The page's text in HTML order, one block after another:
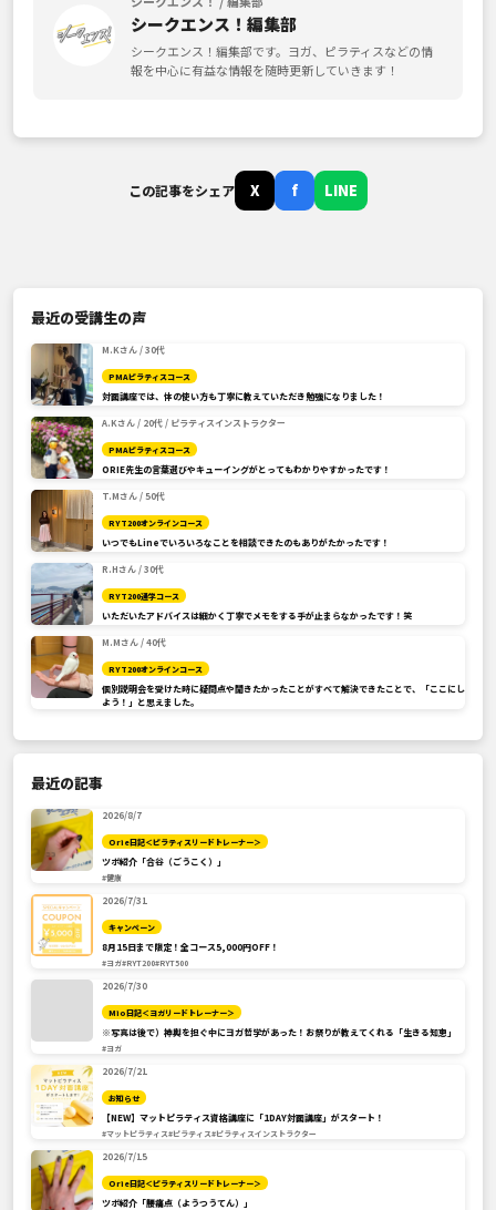
シークエンス！編集部
シークエンス！編集部です。ヨガ、ピラティスなどの情
報を中心に有益な情報を随時更新していきます！
この記事をシェア X f LINE
最近の受講生の声
M.Kさん / 30代
PMAピラティスコース
対面講座では、体の使い方も丁寧に教えていただき勉強になりました！
A.Kさん / 20代 / ピラティスインストラクター
PMAピラティスコース
ORIE先生の言葉選びやキューイングがとってもわかりやすかったです！
T.Mさん / 50代
RYT200オンラインコース
いつでもLineでいろいろなことを相談できたのもありがたかったです！
R.Hさん / 30代
RYT200通学コース
いただいたアドバイスは細かく丁寧でメモをする手が止まらなかったです！笑
M.Mさん / 40代
RYT200オンラインコース
個別説明会を受けた時に疑問点や聞きたかったことがすべて解決できたことで、「ここにし
よう！」と思えました。
最近の記事
2026/8/7
Orie日記＜ピラティスリードトレーナー＞
ツボ紹介「合谷（ごうこく）」
#健康
2026/7/31
キャンペーン
8月15日まで限定！全コース5,000円OFF！
#ヨガ#RYT200#RYT500
2026/7/30
Mio日記＜ヨガリードトレーナー＞
※写真は後で）神輿を担ぐ中にヨガ哲学があった！お祭りが教えてくれる「生きる知恵」
#ヨガ
2026/7/21
お知らせ
【NEW】マットピラティス資格講座に「1DAY対面講座」がスタート！
#マットピラティス#ピラティス#ピラティスインストラクター
2026/7/15
Orie日記＜ピラティスリードトレーナー＞
ツボ紹介「腰痛点（ようつうてん）」